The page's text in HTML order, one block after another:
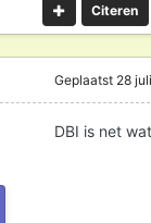
Citeren
Geplaatst 28
DBI is net